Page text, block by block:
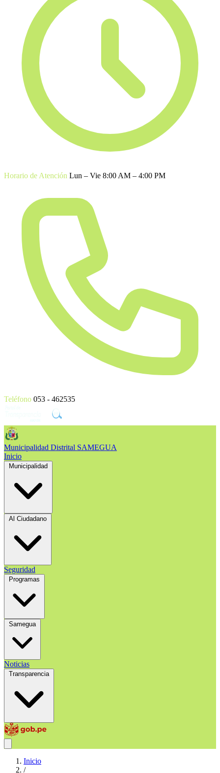
Horario de Atención Lun – Vie 8:00 AM – 4:00 PM
Teléfono 053 - 462535
Municipalidad Distrital SAMEGUA
Inicio
Municipalidad
Al Ciudadano
Seguridad
Programas
Samegua
Noticias
Transparencia
Inicio
/